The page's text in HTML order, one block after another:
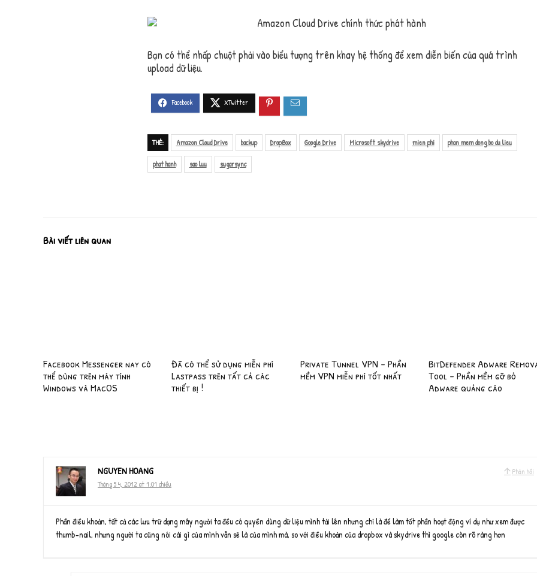
Bạn có thể nhấp chuột phải vào biểu tượng trên khay hệ thống để xem diễn biến của quá trình
upload dữ liệu.
THẺ: Amazon Cloud Drive backup DropBox Google Drive Microsoft skydrive mien phi phan mem dong bo du lieu
phat hanh sao luu sugarsync
Bài viết liên quan
Facebook Messenger nay có
thể dùng trên máy tính
Windows và MacOS
Đã có thể sử dụng miễn phí
Lastpass trên tất cả các
thiết bị !
Private Tunnel VPN – Phần
mềm VPN miễn phí tốt nhất
BitDefender Adware
Tool – Phần mềm gỡ bỏ
Adware quảng cáo
Phản hồi
NGUYEN HOANG
Tháng 5 4, 2012 at 1:01 chiều
Phần điều khoản, tất cả các lưu trữ dạng mây người ta đều có quyền dùng dữ liệu mình tải lên nhưng chỉ là để làm tốt phần hoạt động ví dụ như xem được
thumb-nail, nhưng người ta cũng nói cái gì của mình vẫn sẽ là của mình mà, so với điều khoản của dropbox và skydrive thì google còn rõ ràng hơn